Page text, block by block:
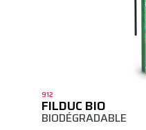
912
FILDUC BIO
BIODÉGRADABLE